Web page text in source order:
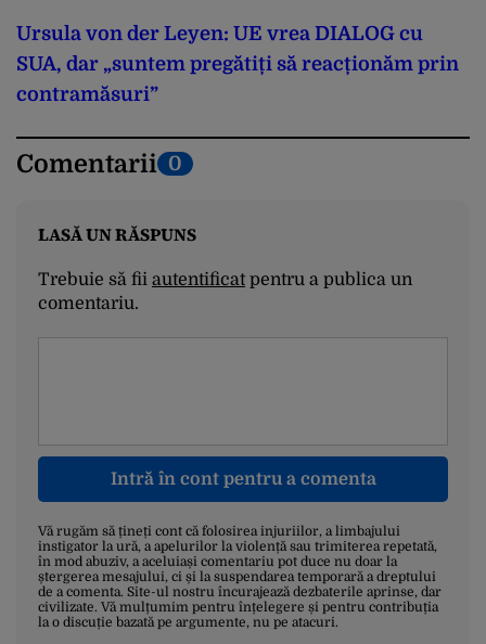
Ursula von der Leyen: UE vrea DIALOG cu
SUA, dar „suntem pregătiți să reacționăm prin
contramăsuri”
Comentarii 0
LASĂ UN RĂSPUNS
Trebuie să fii autentificatpentru a publica un
comentariu.
Intră în cont pentru a comenta
Vă rugăm să țineți cont că folosirea injuriilor, a limbajului
instigator la ură, a apelurilor la violență sau trimiterea repetată,
în mod abuziv, a aceluiași comentariu pot duce nu doar la
ștergerea mesajului, ci și la suspendarea temporară a dreptului
de a comenta. Site-ul nostru încurajează dezbaterile aprinse, dar
civilizate. Vă mulțumim pentru înțelegere și pentru contribuția
la o discuție bazată pe argumente, nu pe atacuri.